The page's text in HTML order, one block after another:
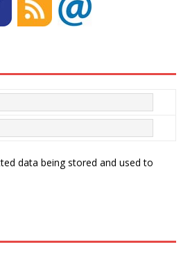
data being stored and used to